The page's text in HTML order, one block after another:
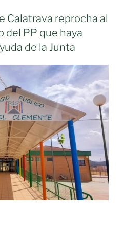
Calatrava reprocha al
del PP que haya
de la Junta